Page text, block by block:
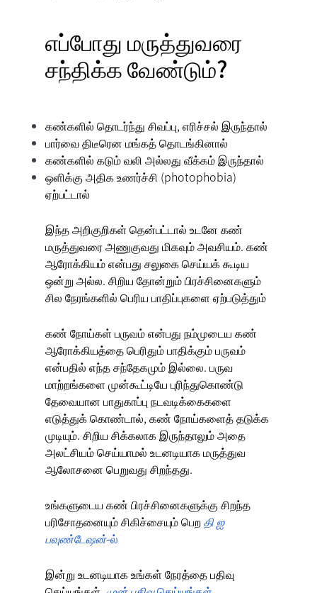
எப்போது மருத்துவரை
சந்திக்க வேண்டும்?
கண்களில் தொடர்ந்து சிவப்பு, எரிச்சல் இருந்தால்
பார்வை திடீரென மங்கத் தொடங்கினால்
கண்களில் கடும் வலி அல்லது வீக்கம் இருந்தால்
ஒளிக்கு அதிக உணர்ச்சி (photophobia)
ஏற்பட்டால்
இந்த அறிகுறிகள் தென்பட்டால் உடனே கண்
மருத்துவரை அணுகுவது மிகவும் அவசியம். கண்
ஆரோக்கியம் என்பது சலுகை செய்யக் கூடிய
ஒன்று அல்ல. சிறிய தோன்றும் பிரச்சினைகளும்
சில நேரங்களில் பெரிய பாதிப்புகளை ஏற்படுத்தும்
கண் நோய்கள் பருவம்என்பது நம்முடைய கண்
ஆரோக்கியத்தை பெரிதும் பாதிக்கும் பருவம்
என்பதில் எந்த சந்தேகமும் இல்லை. பருவ
மாற்றங்களை முன்கூட்டியே புரிந்துகொண்டு
தேவையான பாதுகாப்பு நடவடிக்கைகளை
எடுத்துக் கொண்டால், கண் நோய்களைத் தடுக்க
முடியும். சிறிய சிக்கலாக இருந்தாலும் அதை
அலட்சியம் செய்யாமல் உடனடியாக மருத்துவ
ஆலோசனை பெறுவது சிறந்தது.
உங்களுடைய கண் பிரச்சினைகளுக்கு சிறந்த
பரிசோதனையும் சிகிச்சையும் பெறதி ஐ
பவுண்டேஷன்-ல்
இன்று உடனடியாக உங்கள் நேரத்தை பதிவு